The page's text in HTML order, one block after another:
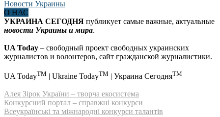
О НАС
УКРАИНА СЕГОДНЯ публикует самые важные, актуальные
новости Украины и мира.
UA Today – свободный проект свободных украинских
журналистов и волонтеров, сайт гражданской журналистики.
UA TodayTM | Ukraine TodayTM | Украина СегодняTM
Алея Зірок України – творча екосистема
Конкурсний портал – справжні конкурси
Всеукраїнські та міжнародні конкурси талантів